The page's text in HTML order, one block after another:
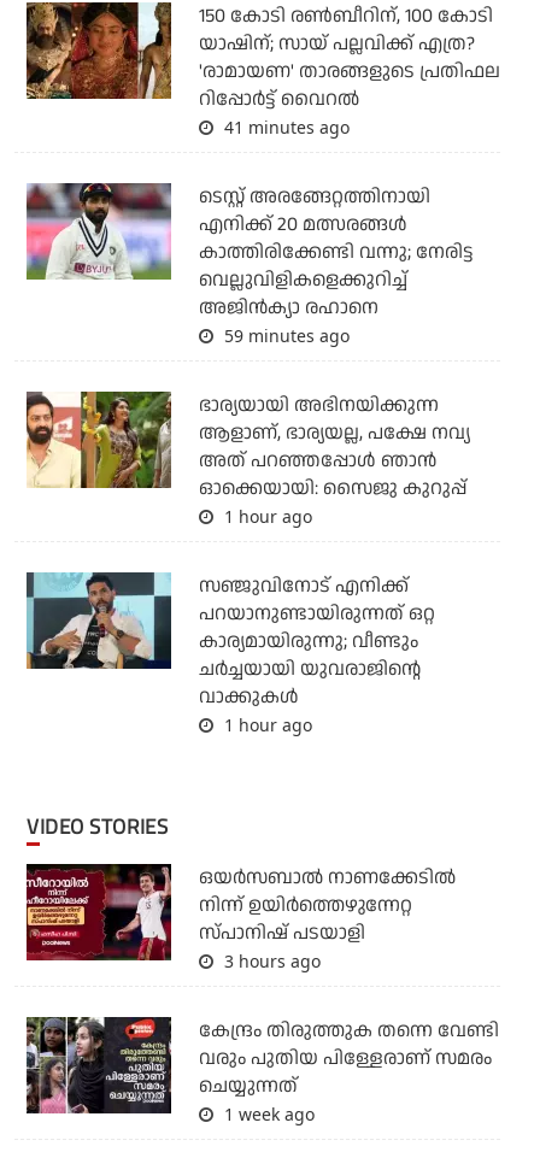
150 കോടി രൺബീറിന്, 100 കോടി
യാഷിന്; സായ് പല്ലവിക്ക് എത്ര?
'രാമായണ' താരങ്ങളുടെ പ്രതിഫല
റിപ്പോർട്ട് വൈറൽ
41 minutes ago
ടെസ്റ്റ് അരങ്ങേറ്റത്തിനായി
എനിക്ക് 20 മത്സരങ്ങള്‍
കാത്തിരിക്കേണ്ടി വന്നു; നേരിട്ട
വെല്ലുവിളികളെക്കുറിച്ച്
അജിന്‍ക്യാ രഹാനെ
59 minutes ago
ഭാര്യയായി അഭിനയിക്കുന്ന
ആളാണ്, ഭാര്യയല്ല, പക്ഷേ നവ്യ
അത് പറഞ്ഞപ്പോള്‍ ഞാന്‍
ഓക്കെയായി: സൈജു കുറുപ്പ്
1 hour ago
സഞ്ജുവിനോട് എനിക്ക്
പറയാനുണ്ടായിരുന്നത് ഒറ്റ
കാര്യമായിരുന്നു; വീണ്ടും
ചര്‍ച്ചയായി യുവരാജിന്റെ
വാക്കുകള്‍
1 hour ago
VIDEO STORIES
ഒയര്‍സബാൽ നാണക്കേടിൽ
നിന്ന് ഉയിർത്തെഴുന്നേറ്റ
സ്പാനിഷ് പടയാളി
3 hours ago
കേന്ദ്രം തിരുത്തുക തന്നെ വേണ്ടി
വരും പുതിയ പിള്ളേരാണ് സമരം
ചെയ്യുന്നത്
1 week ago